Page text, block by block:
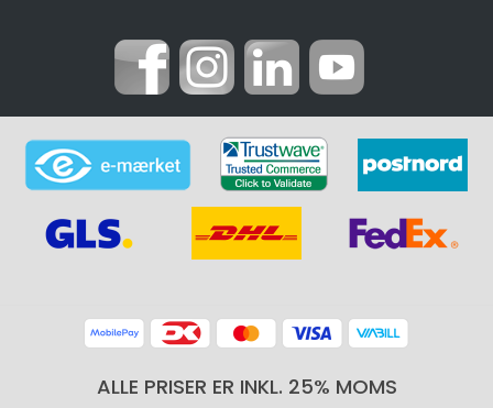
ALLE PRISER ER INKL. 25% MOMS